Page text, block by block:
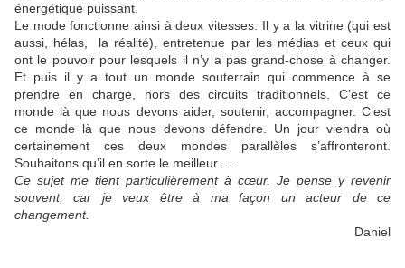
énergétique puissant.
Le mode fonctionne ainsi à deux vitesses. Il y a la vitrine (qui est
aussi, hélas, la réalité), entretenue par les médias et ceux qui
ont le pouvoir pour lesquels il n’y a pas grand-chose à changer.
Et puis il y a tout un monde souterrain qui commence à se
prendre en charge, hors des circuits traditionnels. C’est ce
monde là que nous devons aider, soutenir, accompagner. C’est
ce monde là que nous devons défendre. Un jour viendra où
certainement ces deux mondes parallèles s’affronteront.
Souhaitons qu’il en sorte le meilleur…..
Ce sujet me tient particulièrement à cœur. Je pense y revenir
souvent, car je veux être à ma façon un acteur de ce
changement.
Daniel